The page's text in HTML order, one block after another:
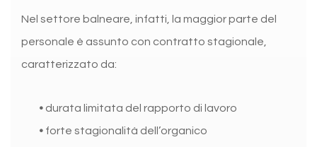
Nel settore balneare, infatti, la maggior parte del
personale è assunto con contratto stagionale,
caratterizzato da:
• durata limitata del rapporto di lavoro
• forte stagionalità dell’organico